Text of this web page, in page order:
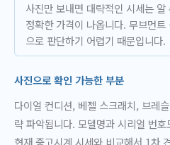
사진만 보내면 대략적인 시세는
정확한 가격이 나옵니다. 무브먼
으로 판단하기 어렵기 때문입니다.
사진으로 확인 가능한 부분
다이얼 컨디션, 베젤 스크래치, 브레
략 파악됩니다. 모델명과 시리얼 번
현재 중고시계 시세와 비교해서 1차